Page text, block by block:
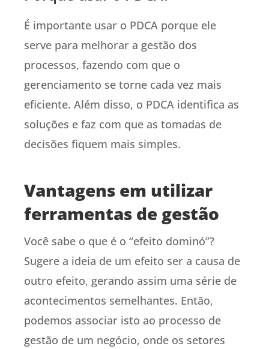
É importante usar o PDCA porque ele
serve para melhorar a gestão dos
processos, fazendo com que o
gerenciamento se torne cada vez mais
eficiente. Além disso, o PDCA identifica as
soluções e faz com que as tomadas de
decisões fiquem mais simples.
Vantagens em utilizar
ferramentas de gestão
Você sabe o que é o “efeito dominó”?
Sugere a ideia de um efeito ser a causa de
outro efeito, gerando assim uma série de
acontecimentos semelhantes. Então,
podemos associar isto ao processo de
gestão de um negócio, onde os setores